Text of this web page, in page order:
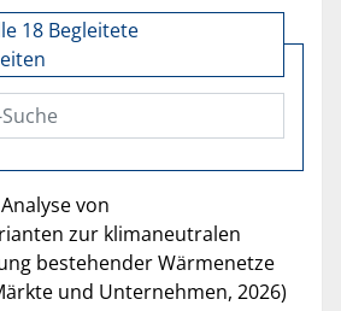
18 Begleitete
von
zur klimaneutralen
bestehender Wärmenetze
und Unternehmen, 2026)